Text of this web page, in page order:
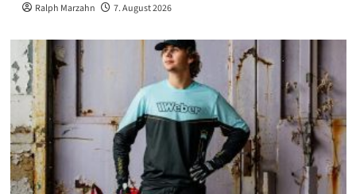
Ralph Marzahn 7. August 2026